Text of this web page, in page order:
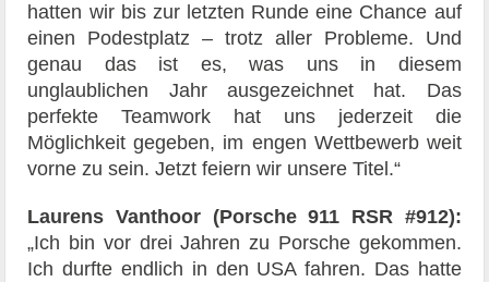
hatten wir bis zur letzten Runde eine Chance auf
einen Podestplatz – trotz aller Probleme. Und
genau das ist es, was uns in diesem
unglaublichen Jahr ausgezeichnet hat. Das
perfekte Teamwork hat uns jederzeit die
Möglichkeit gegeben, im engen Wettbewerb weit
vorne zu sein. Jetzt feiern wir unsere Titel.“
Laurens Vanthoor (Porsche 911 RSR #912):
„Ich bin vor drei Jahren zu Porsche gekommen.
Ich durfte endlich in den USA fahren. Das hatte